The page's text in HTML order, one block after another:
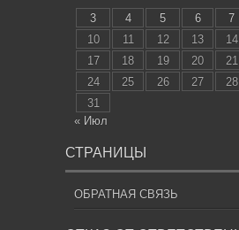
3
4 5 6 7
10
11 12 13 14
17
18 19 20 21
24
25 26 27 28
31
« Июл
СТРАНИЦЫ
ОБРАТНАЯ СВЯЗЬ